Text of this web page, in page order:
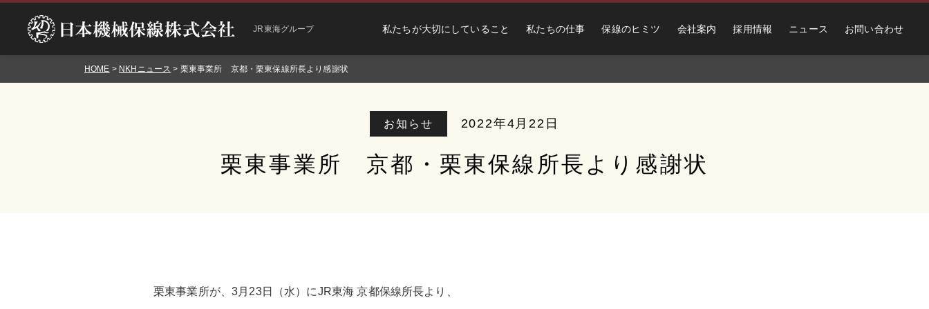
JR東海グループ 私たちが大切にしていること 私たちの仕事 保線のヒミツ 会社案内 採用情報 ニュース お問い合わせ
HOME > NKHニュース > 栗東事業所 京都・栗東保線所長より感謝状
お知らせ 2022年4月22日
栗東事業所 京都・栗東保線所長より感謝状
栗東事業所が、3月23日（水）にJR東海 京都保線所長より、